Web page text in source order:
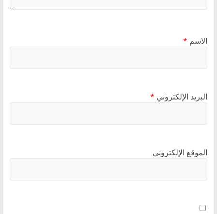
الاسم *
البريد الإلكتروني *
الموقع الإلكتروني